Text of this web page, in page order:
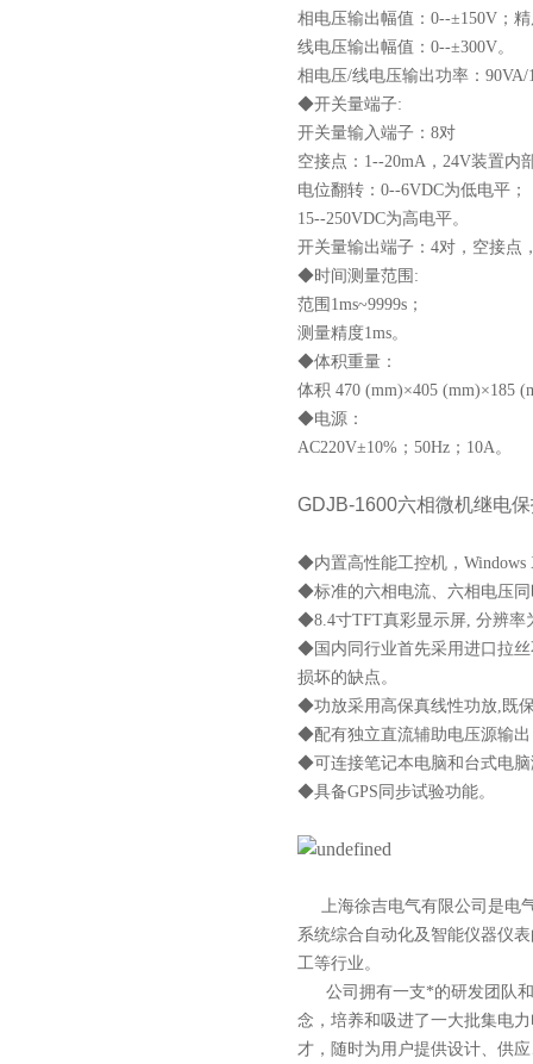
相电压输出幅值：0--±150V；
线电压输出幅值：0--±300V。
相电压/线电压输出功率：90VA/
◆开关量端子:
开关量输入端子：8对
空接点：1--20mA，24V装置内
电位翻转：0--6VDC为低电平；
15--250VDC为高电平。
开关量输出端子：4对，空接点
◆时间测量范围:
范围1ms~9999s；
测量精度1ms。
◆体积重量：
体积 470 (mm)×405 (mm)×185
◆电源：
AC220V±10%；50Hz；10A。
GDJB-1600六相微机继电
◆内置高性能工控机，Windows
◆标准的六相电流、六相电压同
◆8.4寸TFT真彩显示屏, 分辨率
◆国内同行业首先采用进口拉
损坏的缺点。
◆功放采用高保真线性功放,既
◆配有独立直流辅助电压源输
◆可连接笔记本电脑和台式电脑
◆具备GPS同步试验功能。
上海徐吉电气有限公司 是电
系统综合自动化及智能仪器仪表
工等行业。
公司拥有一支*的研发团队和
念，培养和吸进了一大批集电
才，随时为用户提供设计、供